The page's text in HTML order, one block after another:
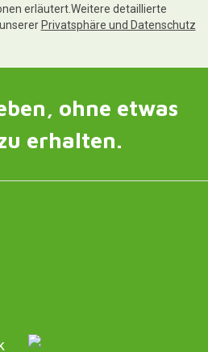
erläutert.Weitere detaillierte
Privatsphäre und Datenschutz
ohne etwas
erhalten.